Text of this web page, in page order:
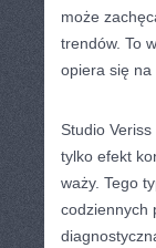
może
trendów. To
opiera się na
Studio
tylko efekt
waży. Tego
codziennych